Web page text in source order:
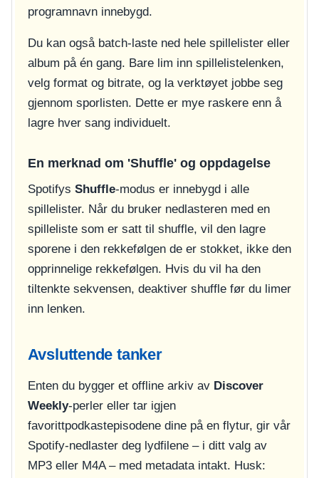
programnavn innebygd.
Du kan også batch-laste ned hele spillelister eller
album på én gang. Bare lim inn spillelistelenken,
velg format og bitrate, og la verktøyet jobbe seg
gjennom sporlisten. Dette er mye raskere enn å
lagre hver sang individuelt.
En merknad om 'Shuffle' og oppdagelse
Spotifys Shuffle-modus er innebygd i alle
spillelister. Når du bruker nedlasteren med en
spilleliste som er satt til shuffle, vil den lagre
sporene i den rekkefølgen de er stokket, ikke den
opprinnelige rekkefølgen. Hvis du vil ha den
tiltenkte sekvensen, deaktiver shuffle før du limer
inn lenken.
Avsluttende tanker
Enten du bygger et offline arkiv av Discover
Weekly-perler eller tar igjen
favorittpodkastepisodene dine på en flytur, gir vår
Spotify-nedlaster deg lydfilene – i ditt valg av
MP3 eller M4A – med metadata intakt. Husk: